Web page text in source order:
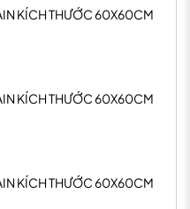
KÍCH THƯỚC 60X60CM
KÍCH THƯỚC 60X60CM
KÍCH THƯỚC 60X60CM